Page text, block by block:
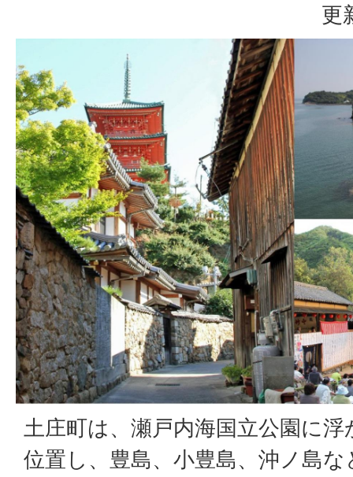
更
土庄町は、瀬戸内海国立公園に
位置し、豊島、小豊島、沖ノ島